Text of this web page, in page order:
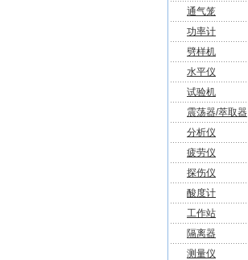
通气笼
功率计
劈样机
水平仪
试验机
震荡器/萃取器
分析仪
疲劳仪
探伤仪
酸度计
工作站
隔离器
测量仪